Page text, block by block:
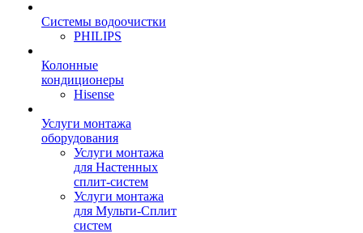
Системы водоочистки
PHILIPS
Колонные
кондиционеры
Hisense
Услуги монтажа
оборудования
Услуги монтажа
для Настенных
сплит-систем
Услуги монтажа
для Мульти-Сплит
систем